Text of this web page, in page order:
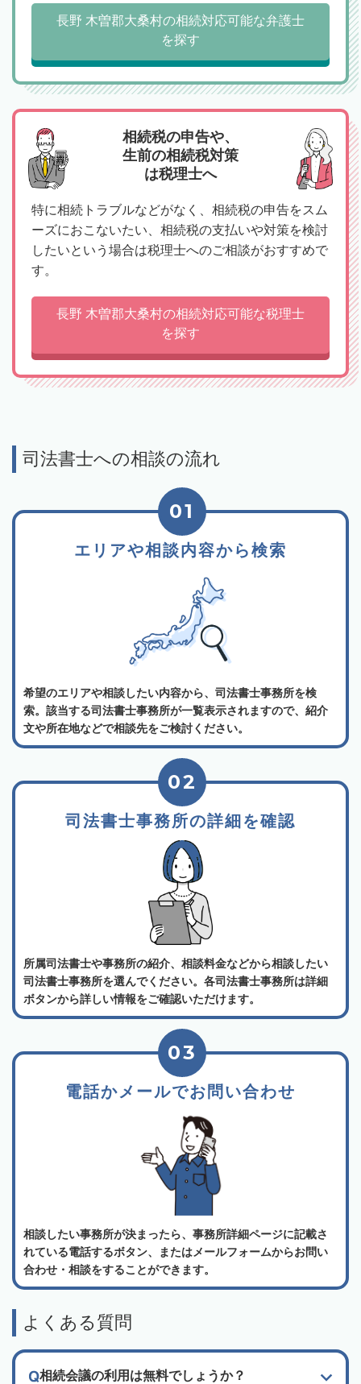
長野 木曽郡大桑村の相続対応可能な弁護士
を探す
相続税の申告や、
生前の相続税対策
は税理士へ
特に相続トラブルなどがなく、相続税の申告をスム
ーズにおこないたい、相続税の支払いや対策を検討
したいという場合は税理士へのご相談がおすすめで
す。
長野 木曽郡大桑村の相続対応可能な税理士
を探す
司法書士への相談の流れ
エリアや相談内容から検索
01
希望のエリアや相談したい内容から、司法書士事務所を検
索。該当する司法書士事務所が一覧表示されますので、紹介
文や所在地などで相談先をご検討ください。
司法書士事務所の詳細を確認
02
所属司法書士や事務所の紹介、相談料金などから相談したい
司法書士事務所を選んでください。各司法書士事務所は詳細
ボタンから詳しい情報をご確認いただけます。
電話かメールでお問い合わせ
03
相談したい事務所が決まったら、事務所詳細ページに記載さ
れている電話するボタン、またはメールフォームからお問い
合わせ・相談をすることができます。
よくある質問
相続会議の利用は無料でしょうか？